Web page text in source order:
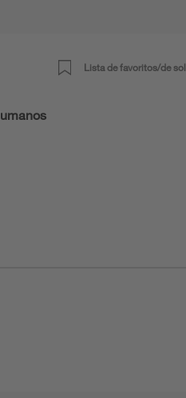
Lista de favoritos/de